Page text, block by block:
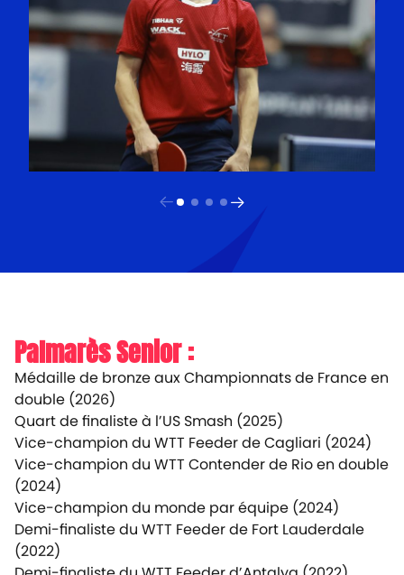
Palmarès Senior :
Médaille de bronze aux Championnats de France en
double (2026)
Quart de finaliste à l’US Smash (2025)
Vice-champion du WTT Feeder de Cagliari (2024)
Vice-champion du WTT Contender de Rio en double
(2024)
Vice-champion du monde par équipe (2024)
Demi-finaliste du WTT Feeder de Fort Lauderdale
(2022)